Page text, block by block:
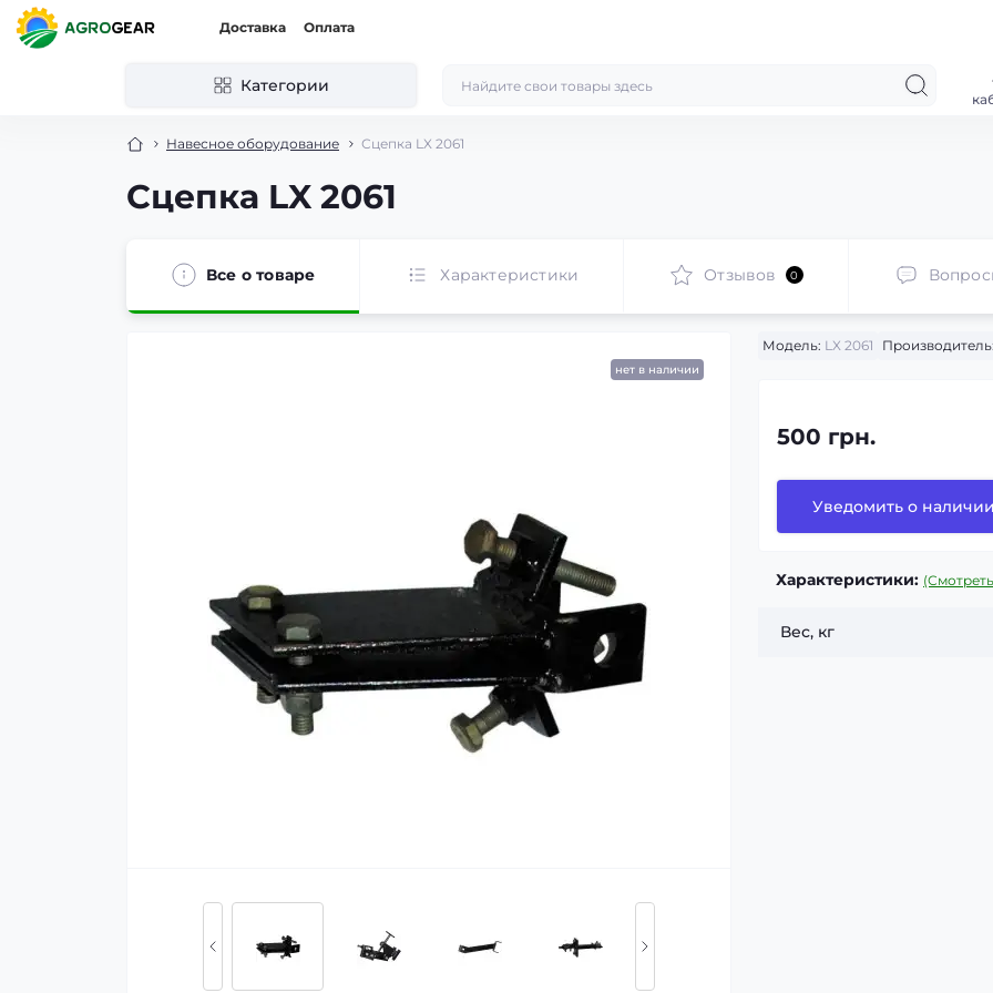
Доставка Оплата
Категории
Навесное оборудование Сцепка LX 2061
Сцепка LX 2061
Все о товаре Характеристики Отзывов 0
нет в наличии
Модель: LX 2061 Производитель:
500 грн.
Уведомить о наличии
Характеристики:
Вес, кг